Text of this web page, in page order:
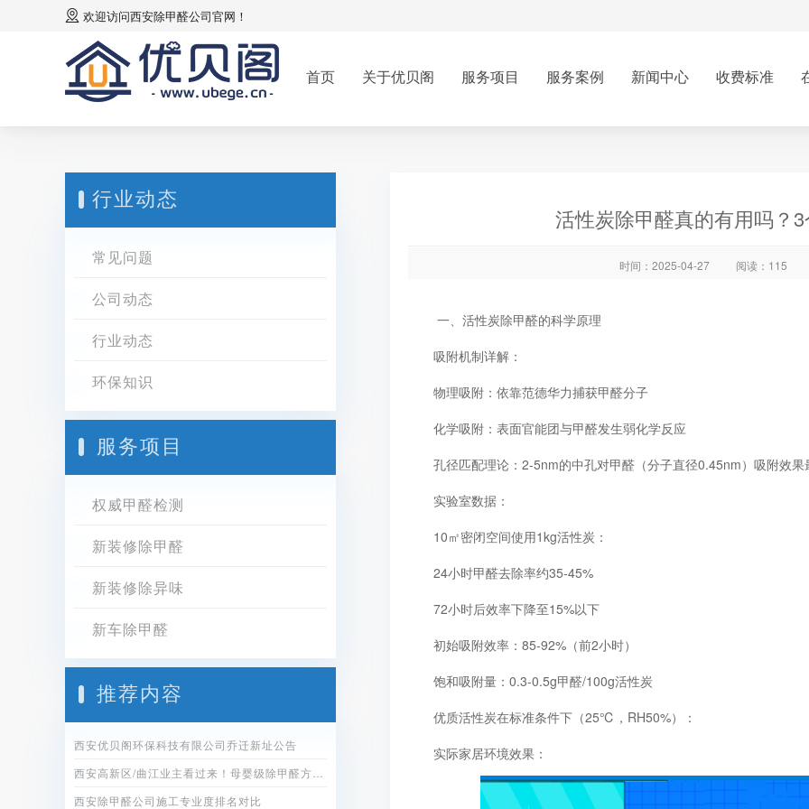
欢迎访问西安除甲醛公司官网！
首页 关于优贝阁 服务项目 服务案例 新闻中心 收费标准
行业动态
常见问题
公司动态
行业动态
环保知识
服务项目
权威甲醛检测
新装修除甲醛
新装修除异味
新车除甲醛
推荐内容
西安优贝阁环保科技有限公司乔迁新址公告
西安除甲醛公司施工专业度排名对比
活性炭除甲醛真的有用吗？
时间：2025-04-27 阅读：115
一、活性炭除甲醛的科学原理
吸附机制详解：
物理吸附：依靠范德华力捕获甲醛分子
化学吸附：表面官能团与甲醛发生弱化学反应
孔径匹配理论：2-5nm的中孔对甲醛（分子直径0.45nm）吸附效果
实验室数据：
10㎡密闭空间使用1kg活性炭：
24小时甲醛去除率约35-45%
72小时后效率下降至15%以下
初始吸附效率：85-92%（前2小时）
饱和吸附量：0.3-0.5g甲醛/100g活性炭
优质活性炭在标准条件下（25℃，RH50%）：
实际家居环境效果：